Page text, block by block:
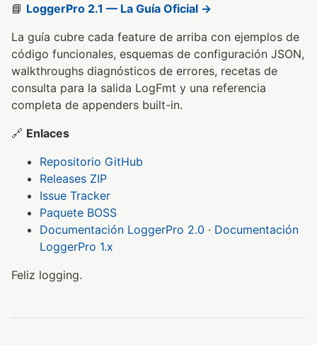
📘 LoggerPro 2.1 — La Guía Oficial →
La guía cubre cada feature de arriba con ejemplos de
código funcionales, esquemas de configuración JSON,
walkthroughs diagnósticos de errores, recetas de
consulta para la salida LogFmt y una referencia
completa de appenders built-in.
🔗 Enlaces
Repositorio GitHub
Releases ZIP
Issue Tracker
Paquete BOSS
Documentación LoggerPro 2.0 · Documentación
LoggerPro 1.x
Feliz logging.